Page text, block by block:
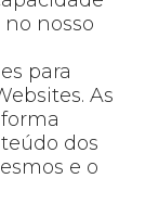
nosso
para
As
dos
e o